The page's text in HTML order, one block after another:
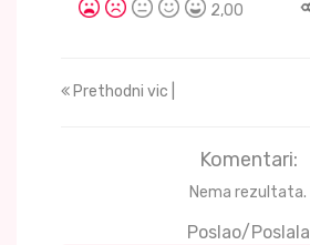
2,00
Prethodni vic |
Komentari:
Nema rezultata.
Poslao/Poslala